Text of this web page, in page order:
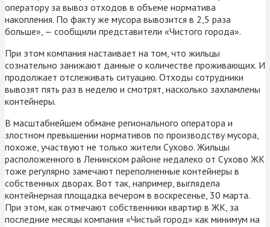
оператору за вывоз отходов в объеме норматива
накопления. По факту же мусора вывозится в 2,5 раза
больше», — сообщили представители «Чистого города».
При этом компания настаивает на том, что жильцы
сознательно занижают данные о количестве проживающих. И
продолжает отслеживать ситуацию. Отходы сотрудники
вывозят пять раз в неделю и смотрят, насколько захламлены
контейнеры.
В масштабнейшем обмане регионального оператора и
злостном превышении нормативов по производству мусора,
похоже, участвуют не только жители Сухово. Жильцы
расположенного в Ленинском районе недалеко от Сухово ЖК
тоже регулярно замечают переполненные контейнеры в
собственных дворах. Вот так, например, выглядела
контейнерная площадка вечером в воскресенье, 30 марта.
При этом, как отмечают собственники квартир в ЖК, за
последние месяцы компания «Чистый город» как минимум на